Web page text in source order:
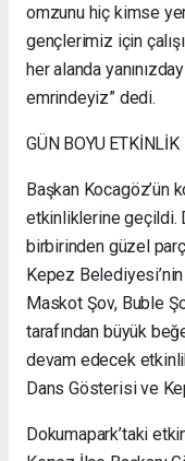
omzunu hiç kimse
gençlerimiz için
her alanda
emrindeyiz” dedi.
GÜN BOYU ETKİNLİK
Başkan Kocagöz’ün
etkinliklerine geçildi.
birbirinden güzel
Kepez
Maskot Şov, Buble
tarafından büyük
devam edecek
Dans Gösterisi ve
Dokumapark’taki